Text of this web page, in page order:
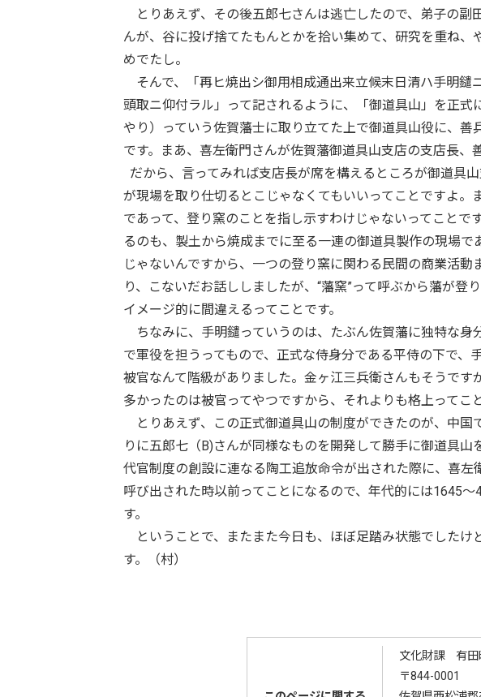
とりあえず、その後五郎七さんは逃亡したので、弟子の副
んが、谷に投げ捨てたもんとかを拾い集めて、研究を重ね、
めでたし。
そんで、「再ヒ焼出シ御用相成通出来立候末日清ハ手明鑓
頭取ニ仰付ラル」って記されるように、「御道具山」を正
やり）っていう佐賀藩士に取り立てた上で御道具山役に、善
です。まあ、喜左衛門さんが佐賀藩御道具山支店の支店長、
だから、言ってみれば支店長が席を構えるところが御道具
が現場を取り仕切るとこじゃなくてもいいってことですよ。
であって、登り窯のことを指し示すわけじゃないってことで
るのも、製土から焼成までに至る一連の御道具製作の現場
じゃないんですから、一つの登り窯に関わる民間の商業活動
り、こないだお話ししましたが、“藩窯”って呼ぶから藩が登
イメージ的に間違えるってことです。
ちなみに、手明鑓っていうのは、たぶん佐賀藩に独特な身
で軍役を担うってもので、正式な侍身分である平侍の下で、
被官なんて階級がありました。金ヶ江三兵衛さんもそうで
多かったのは被官ってやつですから、それよりも格上ってこと
とりあえず、この正式御道具山の制度ができたのが、中国
りに五郎七（B)さんが同様なものを開発して勝手に御道具
代官制度の創設に連なる陶工追放命令が出された際に、喜
呼び出された時以前ってことになるので、年代的には1645
す。
ということで、またまた今日も、ほぼ足踏み状態でしたけ
す。（村）
文化財課 有田
〒844-0001